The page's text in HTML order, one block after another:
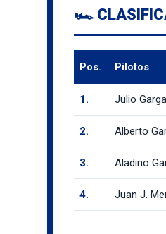
🏎️
Pos. Pilotos
1. Julio
2. Alberto
3. Aladino
4. Juan J.